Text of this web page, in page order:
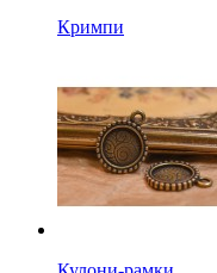
Кримпи